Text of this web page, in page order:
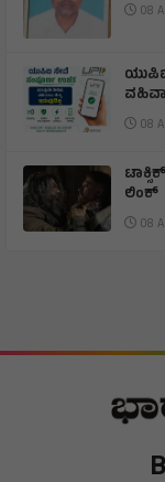
08
08
ಲಿಂಕ್
08